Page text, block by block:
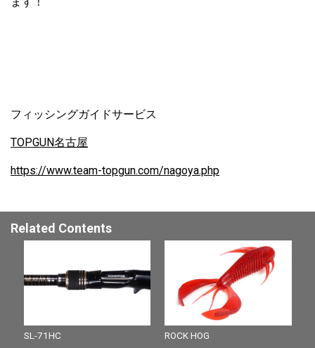
フィッシングガイドサービス
TOPGUN名古屋
https://www.team-topgun.com/nagoya.php
Related Contents
SL-71HC ROCK HOG